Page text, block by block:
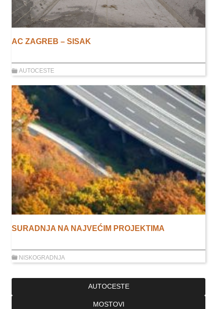
AC ZAGREB – SISAK
AUTOCESTE
SURADNJA NA NAJVEĆIM PROJEKTIMA
NISKOGRADNJA
AUTOCESTE
MOSTOVI